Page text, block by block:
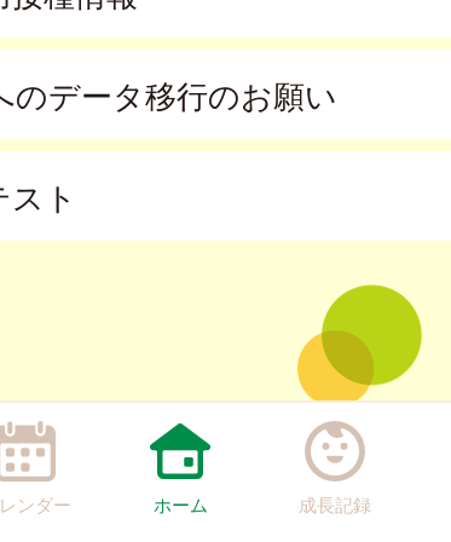
のデータ移行のお願い
ト
ンダー ホーム 成長記録